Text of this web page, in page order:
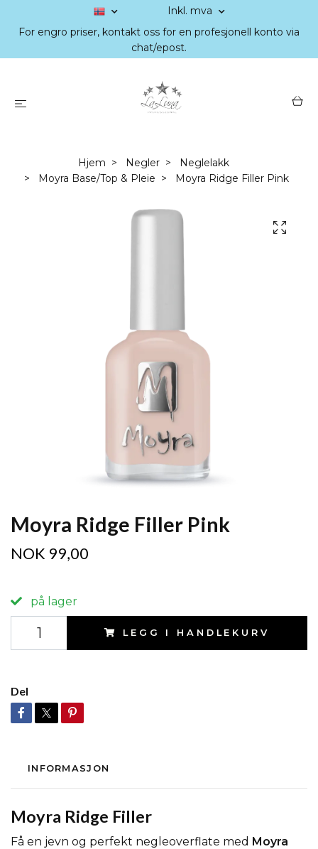
Inkl. mva
For engro priser, kontakt oss for en profesjonell konto via
chat/epost.
Hjem Negler
Neglelakk
Moyra Base/Top & Pleie
Moyra Ridge Filler Pink
Moyra Ridge Filler Pink
NOK 99,00
på lager
LEGG I HANDLEKURV
Del
INFORMASJON
Moyra Ridge Filler
Få en jevn og perfekt negleoverflate med Moyra